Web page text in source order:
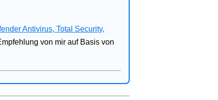
Antivirus, Total Security,
von mir auf Basis von